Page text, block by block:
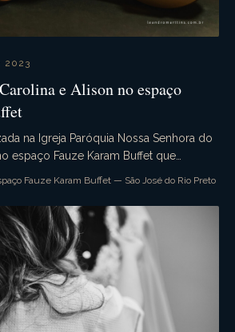
2023
e Alison no espaço
na Igreja Paróquia Nossa Senhora do
espaço Fauze Karam Buffet que
Fauze Karam Buffet — São José do Rio Preto